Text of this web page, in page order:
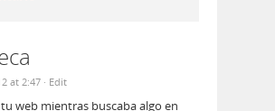
at 2:47 · Edit
web mientras buscaba algo en